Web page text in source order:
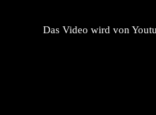
Das Video wird von